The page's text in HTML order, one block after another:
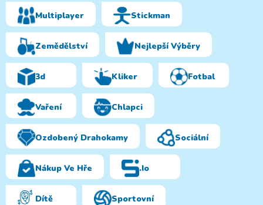
Multiplayer Stickman
Zemědělství Nejlepší Výběry
3d Kliker Fotbal
Vaření Chlapci
Ozdobený Drahokamy Sociální
Nákup Ve Hře .io
Dítě Sportovní